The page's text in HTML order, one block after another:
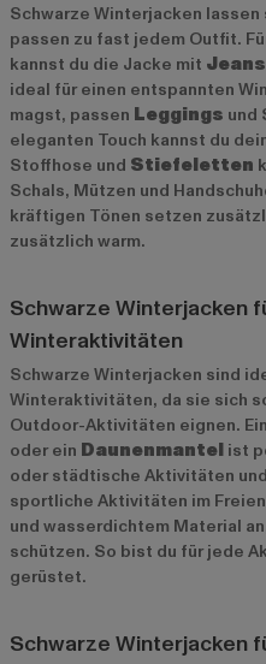
Schwarze Winterjacken
passen zu fast jedem Outfit.
kannst du die Jacke mit Jeans
ideal für einen entspannten
magst, passen Leggings und
eleganten Touch kannst du
Stoffhose und Stiefeletten
Schals, Mützen und
kräftigen Tönen setzen
zusätzlich warm.
Schwarze Winterjacken
Winteraktivitäten
Schwarze Winterjacken sind
Winteraktivitäten, da sie sich
Outdoor-Aktivitäten eignen.
oder ein Daunenmantel ist
oder städtische Aktivitäten
sportliche Aktivitäten im
und wasserdichtem Material
schützen. So bist du für jede
gerüstet.
Schwarze Winterjacken